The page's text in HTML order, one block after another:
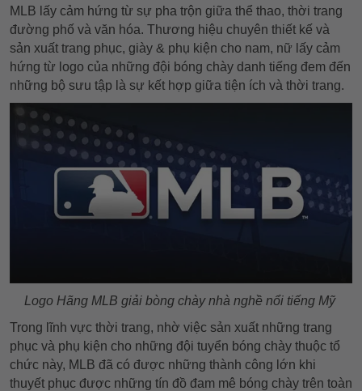
MLB lấy cảm hứng từ sự pha trộn giữa thể thao, thời trang
đường phố và văn hóa. Thương hiệu chuyên thiết kế và
sản xuất trang phục, giày & phụ kiện cho nam, nữ lấy cảm
hứng từ logo của những đội bóng chày danh tiếng đem đến
những bộ sưu tập là sự kết hợp giữa tiện ích và thời trang.
Logo Hãng MLB giải bòng chày nhà nghề nổi tiếng Mỹ
Trong lĩnh vực thời trang, nhờ việc sản xuất những trang
phục và phụ kiện cho những đội tuyển bóng chày thuộc tổ
chức này, MLB đã có được những thành công lớn khi
thuyết phục được những tín đồ đam mê bóng chày trên toàn